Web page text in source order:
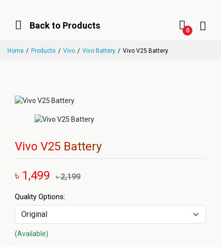
Back to Products
0
Home Products Vivo Vivo Battery Vivo V25 Battery
Vivo V25 Battery
৳ 1,499 ৳ 2,199
Quality Options:
(Available)